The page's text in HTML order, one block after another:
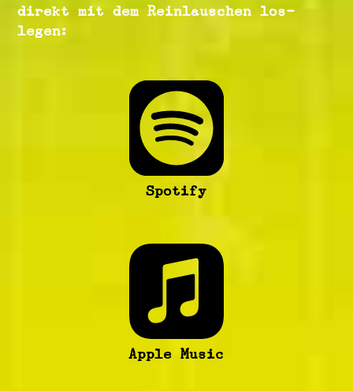
direkt mit dem Rein­lauschen los­
legen:
Spotify
Apple Music